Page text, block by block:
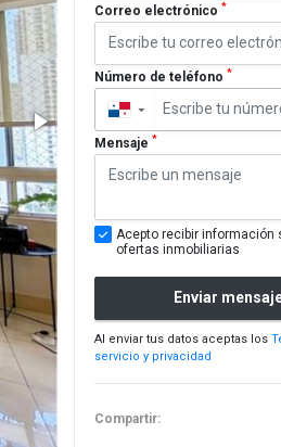
Correo electrónico *
Número de teléfono *
▼
Mensaje *
Acepto recibir información
ofertas inmobiliarias
Enviar
Al enviar tus datos aceptas los
servicio y privacidad
Compartir: